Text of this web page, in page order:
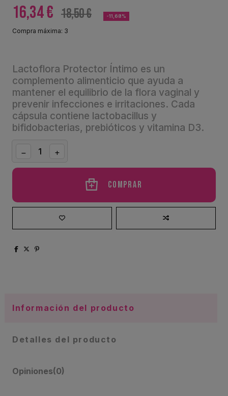
16,34 € 18,50 € -11,68%
Compra máxima: 3
Lactoflora Protector Íntimo es un
complemento alimenticio que ayuda a
mantener el equilibrio de la flora vaginal y
prevenir infecciones e irritaciones. Cada
cápsula contiene lactobacillus y
bifidobacterias, prebióticos y vitamina D3.
Comprar
Información del producto
Detalles del producto
Opiniones(0)